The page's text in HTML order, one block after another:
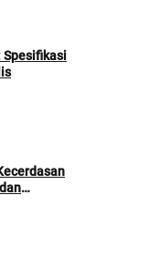
Spesifikasi